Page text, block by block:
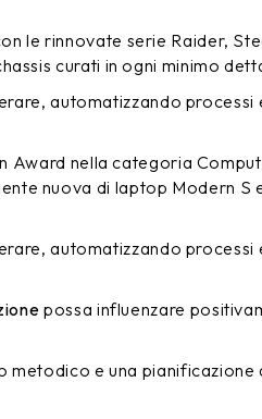
le rinnovate serie Raider,
curati in ogni minimo
automatizzando processi
Award nella categoria
nuova di laptop Modern S
automatizzando processi
possa influenzare
metodico e una pianificazione